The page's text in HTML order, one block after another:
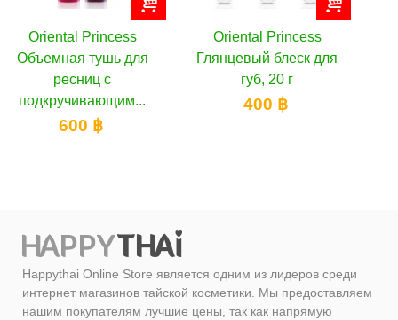
Oriental Princess
Глянцевый блеск для
губ, 20 г
400 ฿
Oriental Princess BB
крем с коллагеном и
биозолотом для
зрелой...
Happythai Online Store является одним из лидеров среди
интернет магазинов тайской косметики. Мы предоставляем
нашим покупателям лучшие цены, так как напрямую